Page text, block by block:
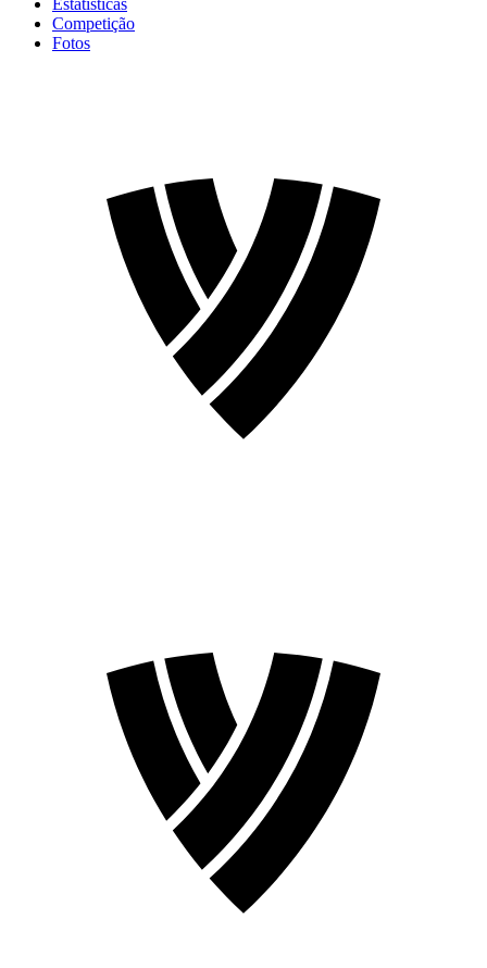
Competição
Fotos